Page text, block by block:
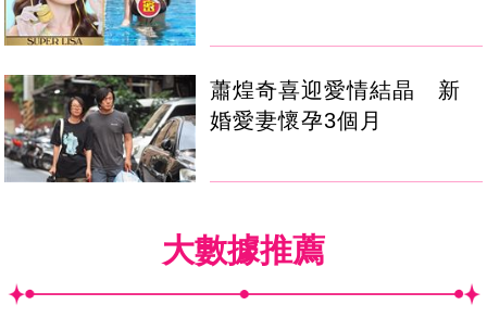
蕭煌奇喜迎愛情結晶 新
婚愛妻懷孕3個月
大數據推薦